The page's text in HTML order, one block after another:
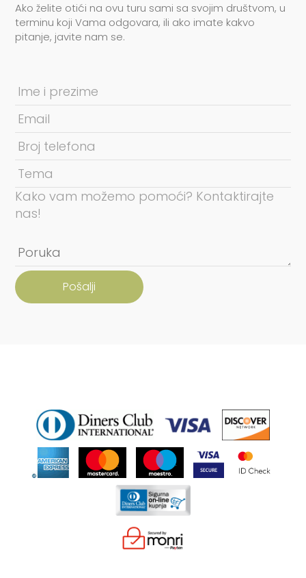
Ako želite otići na ovu turu sami sa svojim društvom, u
terminu koji Vama odgovara, ili ako imate kakvo
pitanje, javite nam se.
Kako vam možemo pomoći? Kontaktirajte
nas!
Pošalji